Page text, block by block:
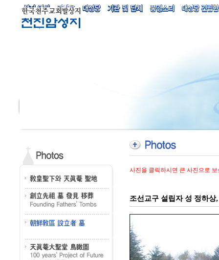
사진을 클릭하시면 큰 사진으로
조선교구 설립자 성 정하